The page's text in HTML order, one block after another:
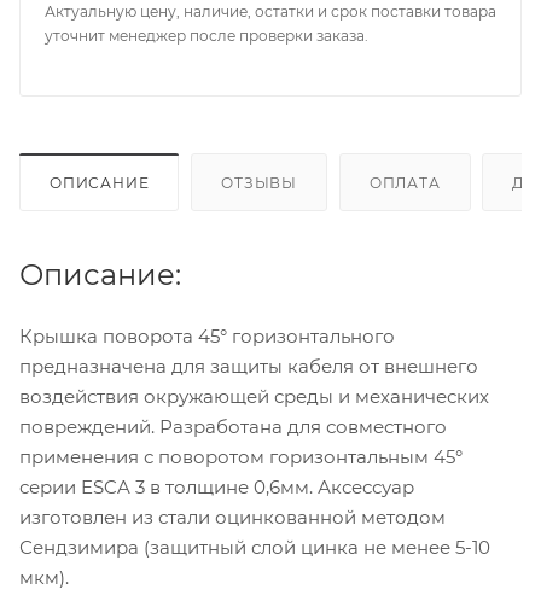
Актуальную цену, наличие, остатки и срок поставки товара
уточнит менеджер после проверки заказа.
ОПИСАНИЕ ОТЗЫВЫ ОПЛАТА
Описание:
Крышка поворота 45° горизонтального
предназначена для защиты кабеля от внешнего
воздействия окружающей среды и механических
повреждений. Разработана для совместного
применения с поворотом горизонтальным 45°
серии ESCA 3 в толщине 0,6мм. Аксессуар
изготовлен из стали оцинкованной методом
Сендзимира (защитный слой цинка не менее 5-10
мкм).